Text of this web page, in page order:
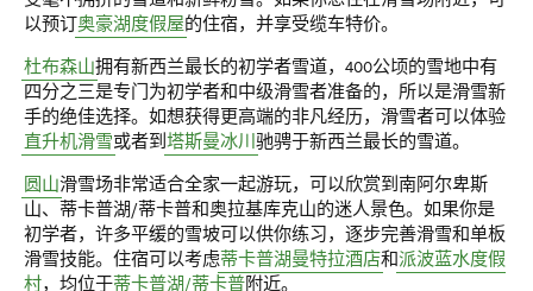
以预订奥豪湖度假屋的住宿，并享受缆车特价。
杜布森山拥有新西兰最长的初学者雪道，400公顷的雪地中有
四分之三是专门为初学者和中级滑雪者准备的，所以是滑雪新
手的绝佳选择。如想获得更高端的非凡经历，滑雪者可以体验
直升机滑雪或者到 塔斯曼冰川 驰骋于新西兰最长的雪道。
圆山滑雪场非常适合全家一起游玩，可以欣赏到南阿尔卑斯
山、蒂卡普湖/蒂卡普和奥拉基库克山的迷人景色。如果你是
初学者，许多平缓的雪坡可以供你练习，逐步完善滑雪和单板
滑雪技能。住宿可以考虑蒂卡普湖曼特拉酒店和派波蓝水度假
村，均位于蒂卡普湖/蒂卡普附近。